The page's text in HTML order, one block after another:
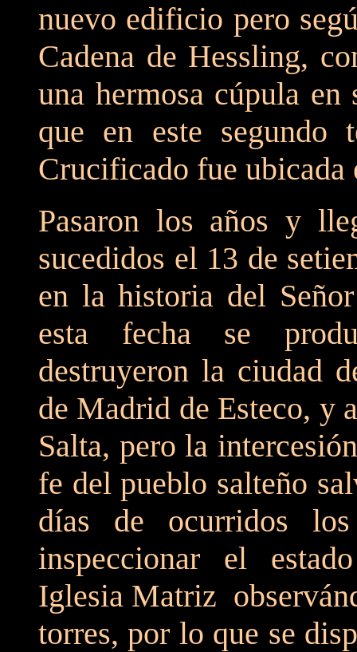
nuevo edificio pero
Cadena de Hessling,
una hermosa cúpula en
que en este segundo
Crucificado fue ubicada
Pasaron los años y
sucedidos el 13 de
en la historia del
esta fecha se
destruyeron la ciudad
de Madrid de Esteco, y
Salta, pero la
fe del pueblo salteño
días de ocurridos
inspeccionar el
Iglesia Matriz
torres, por lo que se